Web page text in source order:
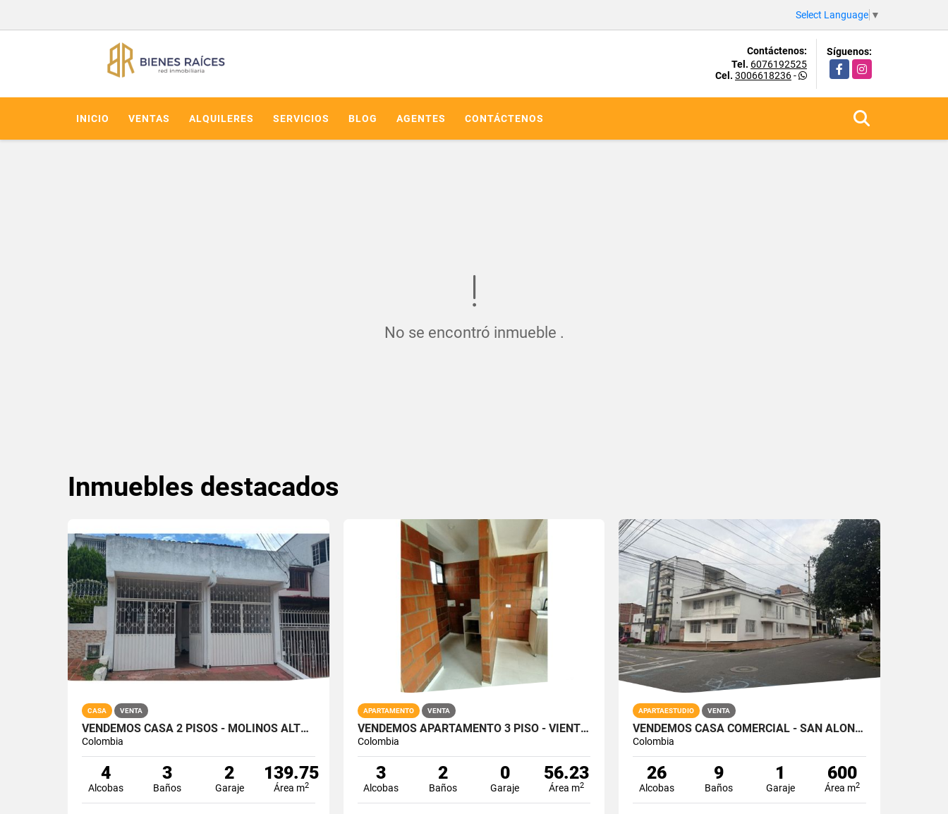
Select Language ▼
Contáctenos:
Tel. 6076192525
Cel. 3006618236-
Síguenos:
FacebookInstagram
INICIO VENTAS ALQUILERES SERVICIOS BLOG AGENTES CONTÁCTENOS
No se encontró inmueble .
Inmuebles destacados
CASA VENTA
VENDEMOS CASA 2 PISOS - MOLINOS ALTOS / FLORIDABLANCA
Colombia
4
Alcobas
3
Baños
2
Garaje
139.75
Área m2
APARTAMENTO VENTA
VENDEMOS APARTAMENTO 3 PISO - VIENTOS DE LLANADAS / GIRON
Colombia
3
Alcobas
2
Baños
0
Garaje
56.23
Área m2
APARTAESTUDIO VENTA
VENDEMOS CASA COMERCIAL - SAN ALONSO
Colombia
26
Alcobas
9
Baños
1
Garaje
600
Área m2